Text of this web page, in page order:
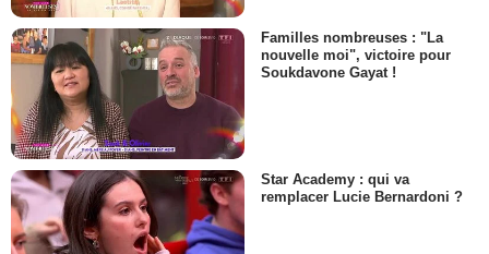
Familles nombreuses : "La
nouvelle moi", victoire pour
Soukdavone Gayat !
Star Academy : qui va
remplacer Lucie Bernardoni ?